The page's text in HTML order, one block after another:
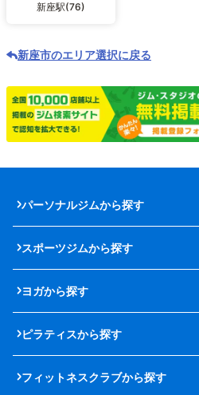
新座駅(76)
新座市のエリア選択に戻る
パーソナルジムから探す
スポーツジムから探す
ヨガから探す
ピラティスから探す
フィットネスクラブから探す